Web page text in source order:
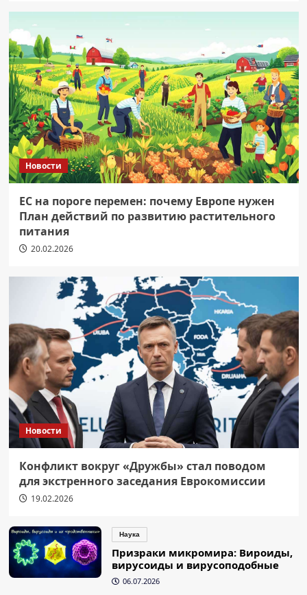
Новости
ЕС на пороге перемен: почему Европе нужен
План действий по развитию растительного
питания
20.02.2026
Новости
Конфликт вокруг «Дружбы» стал поводом
для экстренного заседания Еврокомиссии
19.02.2026
Наука
Призраки микромира: Вироиды,
вирусоиды и вирусоподобные
06.07.2026